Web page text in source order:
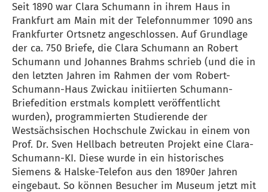
Seit 1890 war Clara Schumann in ihrem Haus in
Frankfurt am Main mit der Telefonnummer 1090 ans
Frankfurter Ortsnetz angeschlossen. Auf Grundlage
der ca. 750 Briefe, die Clara Schumann an Robert
Schumann und Johannes Brahms schrieb (und die in
den letzten Jahren im Rahmen der vom Robert-
Schumann-Haus Zwickau initiierten Schumann-
Briefedition erstmals komplett veröffentlicht
wurden), programmierten Studierende der
Westsächsischen Hochschule Zwickau in einem von
Prof. Dr. Sven Hellbach betreuten Projekt eine Clara-
Schumann-KI. Diese wurde in ein historisches
Siemens & Halske-Telefon aus den 1890er Jahren
eingebaut. So können Besucher im Museum jetzt mit